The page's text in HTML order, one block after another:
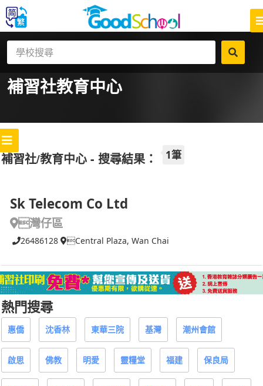
補習社教育中心
補習社/教育中心 - 搜尋結果： 1筆
Sk Telecom Co Ltd
灣仔區
26486128 Central Plaza, Wan Chai
熱門搜尋
惠僑 沈香林 東華三院 基灣 潮州會館
啟思 佛教 明愛 靈糧堂 福建 保良局